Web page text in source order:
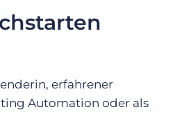
erfahrener
Automation oder als